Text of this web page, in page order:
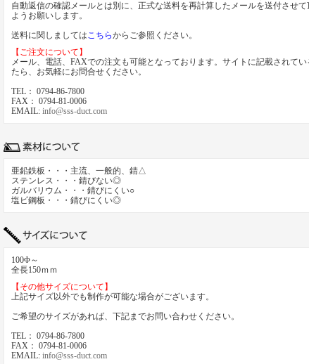
自動返信の確認メールとは別に、正式な送料を再計算したメールを送付させ
ようお願いします。
送料に関しましてはこちらからご参照ください。
【ご注文について】
メール、電話、FAXでの注文も可能となっております。サイトに記載されて
たら、お気軽にお問合せください。
TEL： 0794-86-7800
FAX： 0794-81-0006
EMAIL: info@sss-duct.com
亜鉛鉄板・・・主流、一般的、錆△
ステンレス・・・錆びない◎
ガルバリウム・・・錆びにくい○
塩ビ鋼板・・・錆びにくい◎
100Φ～
全長150ｍｍ
【その他サイズについて】
上記サイズ以外でも制作が可能な場合がございます。
ご希望のサイズがあれば、下記までお問い合わせください。
TEL： 0794-86-7800
FAX： 0794-81-0006
EMAIL: info@sss-duct.com